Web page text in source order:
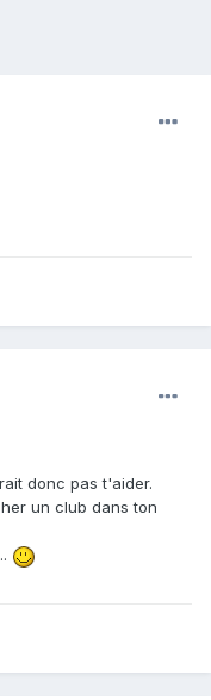
donc pas t'aider.
un club dans ton